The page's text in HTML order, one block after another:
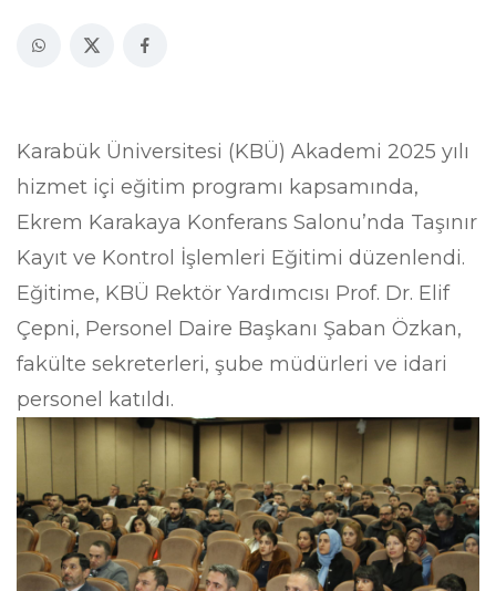
Karabük Üniversitesi (KBÜ) Akademi 2025 yılı
hizmet içi eğitim programı kapsamında,
Ekrem Karakaya Konferans Salonu’nda Taşınır
Kayıt ve Kontrol İşlemleri Eğitimi düzenlendi.
Eğitime, KBÜ Rektör Yardımcısı Prof. Dr. Elif
Çepni, Personel Daire Başkanı Şaban Özkan,
fakülte sekreterleri, şube müdürleri ve idari
personel katıldı.